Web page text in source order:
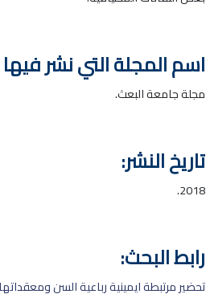
اسم المجلة التي نشر
مجلة جامعة البعث.
تاريخ النشر:
2018.
رابط البحث:
تحضير مرتبطة ايمينية رباعية السن